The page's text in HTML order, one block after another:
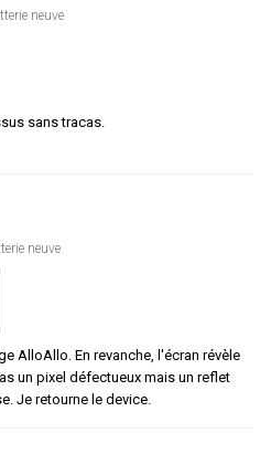
neuve
sans tracas.
neuve
AlloAllo. En revanche, l'écran révèle
un pixel défectueux mais un reflet
Je retourne le device.